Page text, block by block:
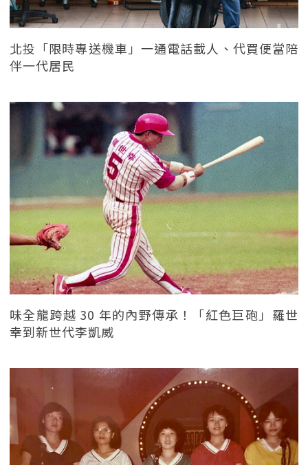
北投「限時專送機車」一通電話載人、代買便當陪
伴一代居民
味全龍跨越 30 年的內野傳承！「紅色巨砲」羅世
幸到新世代李凱威